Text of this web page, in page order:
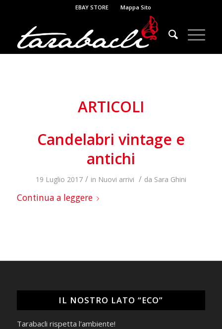
EBAY STORE Mappa Sito
ARTICOLI
Candelabri vintage e
antichi
19 Luglio 2017 / in Nuovi arrivi / da Sara Ghini
Continua a leggere
IL NOSTRO LATO “ECO”
Tarabacli rispetta l'ambiente!